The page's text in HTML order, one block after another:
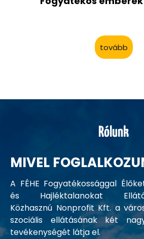
tovább
Rólunk
MIVEL
A FÉHE Fogyatékossággal
és Hajléktalanokat
Közhasznú Nonprofit Kft. a
szociális ellátásának két
tevékenységét látja el.